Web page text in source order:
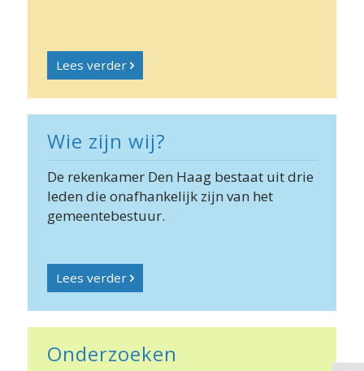
Lees verder
Wie zijn wij?
De rekenkamer Den Haag bestaat uit drie
leden die onafhankelijk zijn van het
gemeentebestuur.
Lees verder
Onderzoeken